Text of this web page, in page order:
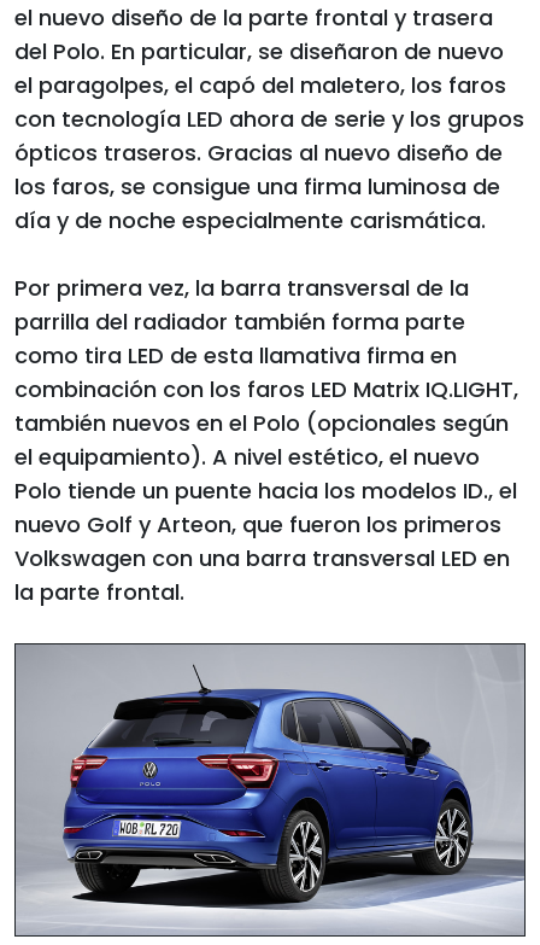
el nuevo diseño de la parte frontal y trasera
del Polo. En particular, se diseñaron de nuevo
el paragolpes, el capó del maletero, los faros
con tecnología LED ahora de serie y los grupos
ópticos traseros. Gracias al nuevo diseño de
los faros, se consigue una firma luminosa de
día y de noche especialmente carismática.
Por primera vez, la barra transversal de la
parrilla del radiador también forma parte
como tira LED de esta llamativa firma en
combinación con los faros LED Matrix IQ.LIGHT,
también nuevos en el Polo (opcionales según
el equipamiento). A nivel estético, el nuevo
Polo tiende un puente hacia los modelos ID., el
nuevo Golf y Arteon, que fueron los primeros
Volkswagen con una barra transversal LED en
la parte frontal.